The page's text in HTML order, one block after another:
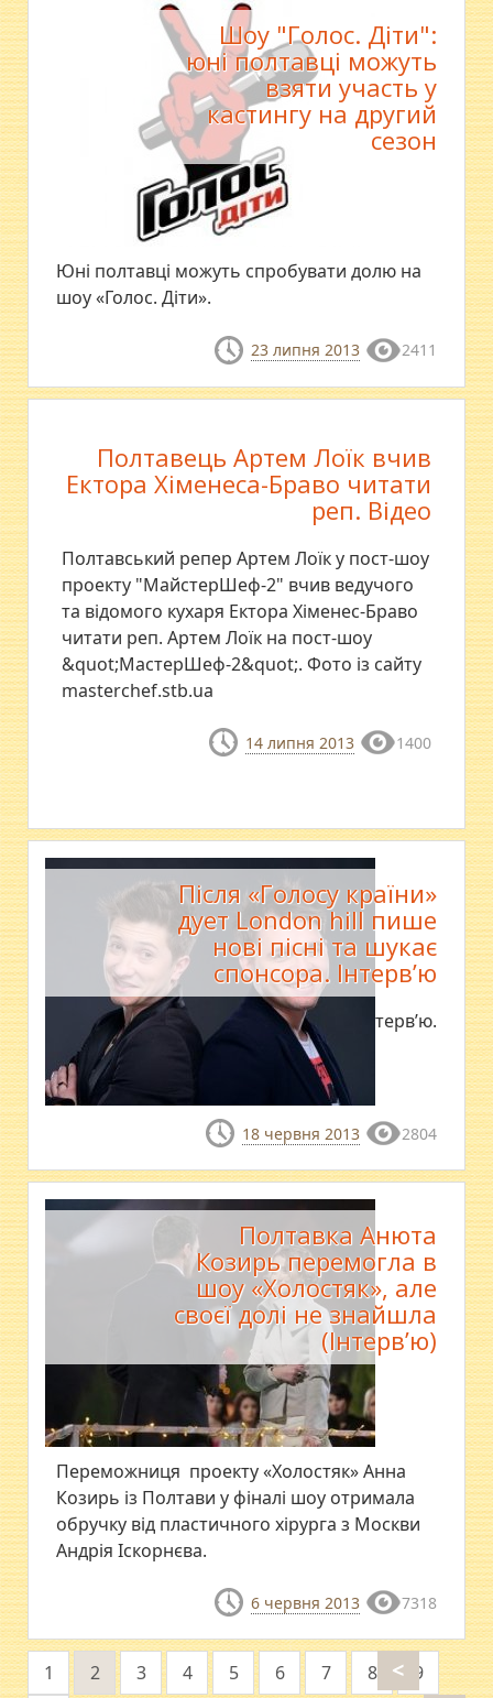
Шоу "Голос. Діти":
юні полтавці можуть
взяти участь у
кастингу на другий
сезон
Юні полтавці можуть спробувати долю на
шоу «Голос. Діти».
23 липня 2013 2411
Полтавець Артем Лоїк вчив
Ектора Хіменеса-Браво читати
реп. Відео
Полтавський репер Артем Лоїк у пост-шоу
проекту "МайстерШеф-2" вчив ведучого
та відомого кухаря Ектора Хіменес-Браво
читати реп. Артем Лоїк на пост-шоу
&quot;МастерШеф-2&quot;. Фото із сайту
masterchef.stb.ua
14 липня 2013 1400
Після «Голосу країни»
дует London hill пише
нові пісні та шукає
спонсора. Інтерв’ю
Ексклюзивне інтерв’ю.
18 червня 2013 2804
Полтавка Анюта
Козирь перемогла в
шоу «Холостяк», але
своєї долі не знайшла
(Інтерв’ю)
Переможниця проекту «Холостяк» Анна
Козирь із Полтави у фіналі шоу отримала
обручку від пластичного хірурга з Москви
Андрія Іскорнєва.
6 червня 2013 7318
<
1 2 3 4 5 6 7 8
9